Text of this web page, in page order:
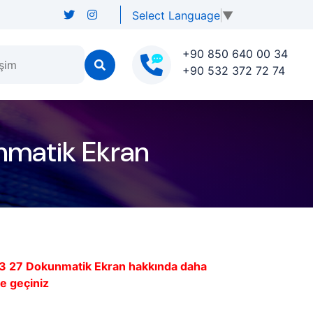
Select Language ▼
+90 850 640 00 34
+90 532 372 72 74
Ekran
Dokunmatik Ekran hakkında daha
geçiniz